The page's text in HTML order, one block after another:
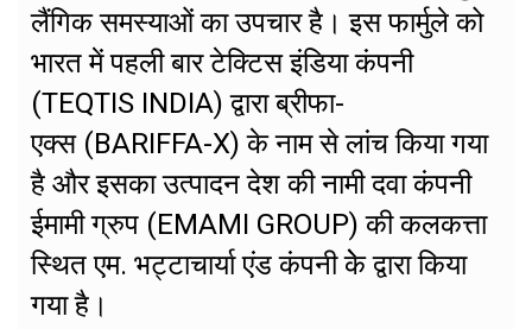
लैंगिक समस्याओं का उपचार है। इस फार्मुले को
भारत में पहली बार टेक्टिस इंडिया कंपनी
(TEQTIS INDIA) द्वारा ब्रीफा-
एक्स (BARIFFA-X) के नाम से लांच किया गया
है और इसका उत्पादन देश की नामी दवा कंपनी
ईमामी ग्रुप (EMAMI GROUP) की कलकत्ता
स्थित एम. भट्टाचार्या एंड कंपनी केे द्वारा किया
गया है।